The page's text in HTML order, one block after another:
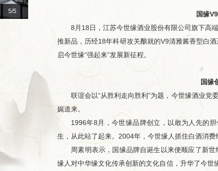
1/5 超级工厂开箱记｜以数智
国缘
8月18日，江苏今世缘酒业股份有限公司旗下高端
推新品，历经18年科研攻关酿就的V9清雅酱香型白
启今世缘“强起来”发展新征程。
国缘
联谊会以“从胜利走向胜利”为题，今世缘酒业党委
娓道来。
1996年8月，今世缘品牌创立，以敢为人先的胆
生，从此站了起来。2004年，今世缘人抓住白酒消费
周素明表示，国缘品牌自诞生以来便顺应了新世
缘人对中华缘文化传承创新的文化自信，升华了今